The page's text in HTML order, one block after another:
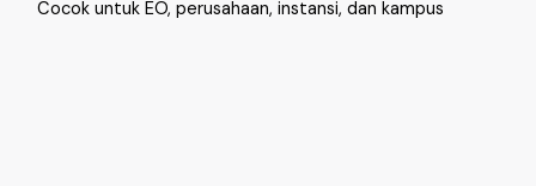
Cocok untuk EO, perusahaan, instansi, dan kampus